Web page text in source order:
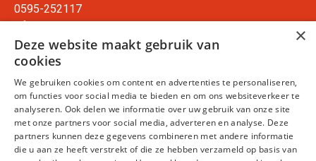
0595-252117
info@echtsnel.nl
Ma-Vr: 8.30 - 17.00 uur
Zaterdag: Gesloten
Zondag: Gesloten
×
Deze website maakt gebruik van
cookies
We gebruiken cookies om content en advertenties te personaliseren,
om functies voor social media te bieden en om ons websiteverkeer te
analyseren. Ook delen we informatie over uw gebruik van onze site
met onze partners voor social media, adverteren en analyse. Deze
partners kunnen deze gegevens combineren met andere informatie
die u aan ze heeft verstrekt of die ze hebben verzameld op basis van